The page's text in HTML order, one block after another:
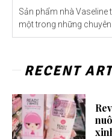
Sản phẩm nhà Vaseline
một trong những
RECENT